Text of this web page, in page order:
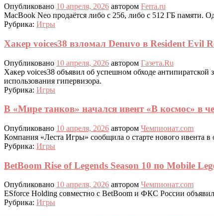
Опубликовано 10 апреля, 2026 автором Ferra.ru
MacBook Neo продаётся либо с 256, либо с 512 ГБ памяти.
Рубрика: Игры
Хакер voices38 взломал Denuvo в Resident Evil
Опубликовано 10 апреля, 2026 автором Газета.Ru
Хакер voices38 объявил об успешном обходе
использования гипервизора.
Рубрика: Игры
В «Мире танков» начался ивент «В космос» в
Опубликовано 10 апреля, 2026 автором Чемпионат.com
Компания «Леста Игры» сообщила о старте нового ивента
Рубрика: Игры
BetBoom Rise of Legends Season 10 по Mobile
Опубликовано 10 апреля, 2026 автором Чемпионат.com
ESforce Holding совместно с BetBoom и ФКС России
Рубрика: Игры